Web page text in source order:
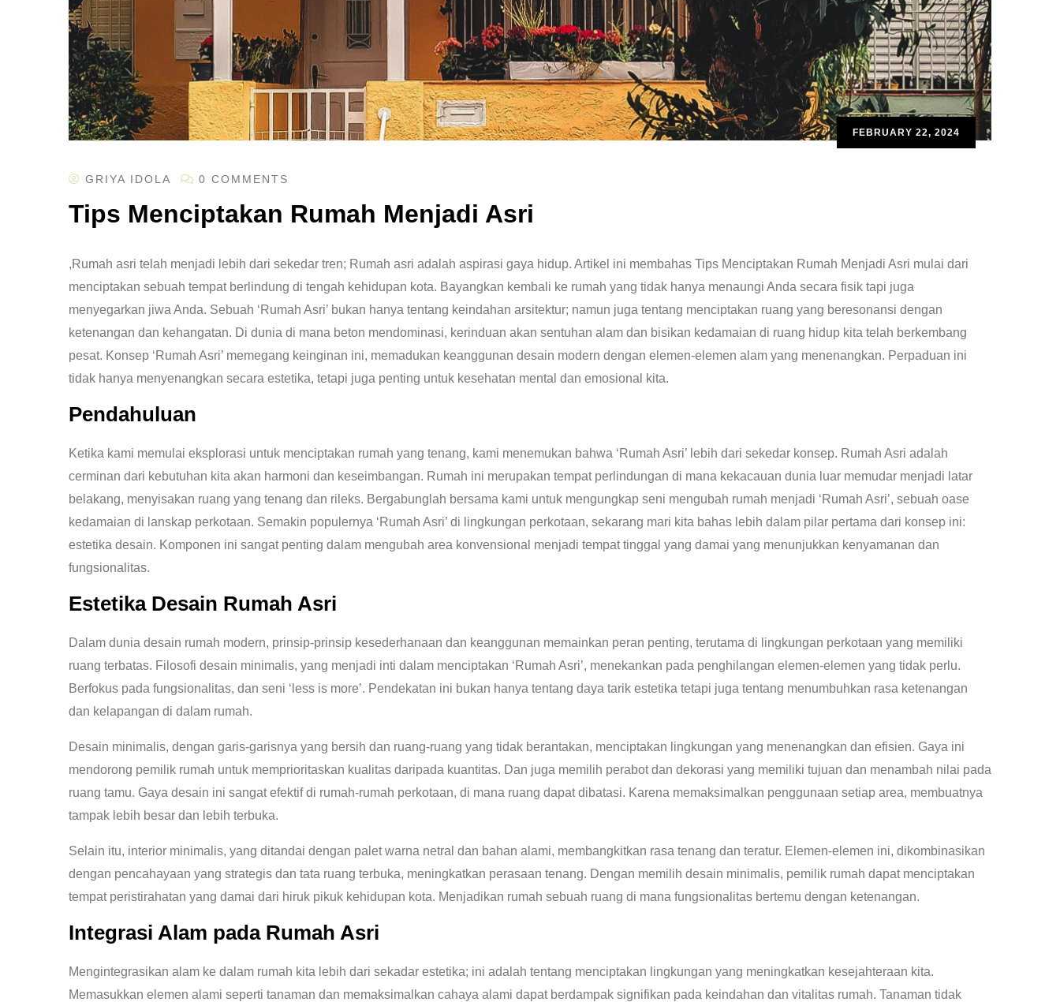
FEBRUARY 22, 2024
GRIYA IDOLA 0 COMMENTS
Tips Menciptakan Rumah Menjadi Asri
,Rumah asri telah menjadi lebih dari sekedar tren; Rumah asri adalah aspirasi gaya hidup. Artikel ini membahas Tips Menciptakan Rumah Menjadi Asri mulai dari
menciptakan sebuah tempat berlindung di tengah kehidupan kota. Bayangkan kembali ke rumah yang tidak hanya menaungi Anda secara fisik tapi juga
menyegarkan jiwa Anda. Sebuah ‘Rumah Asri’ bukan hanya tentang keindahan arsitektur; namun juga tentang menciptakan ruang yang beresonansi dengan
ketenangan dan kehangatan. Di dunia di mana beton mendominasi, kerinduan akan sentuhan alam dan bisikan kedamaian di ruang hidup kita telah berkembang
pesat. Konsep ‘Rumah Asri’ memegang keinginan ini, memadukan keanggunan desain modern dengan elemen-elemen alam yang menenangkan. Perpaduan ini
tidak hanya menyenangkan secara estetika, tetapi juga penting untuk kesehatan mental dan emosional kita.
Pendahuluan
Ketika kami memulai eksplorasi untuk menciptakan rumah yang tenang, kami menemukan bahwa ‘Rumah Asri’ lebih dari sekedar konsep. Rumah Asri adalah
cerminan dari kebutuhan kita akan harmoni dan keseimbangan. Rumah ini merupakan tempat perlindungan di mana kekacauan dunia luar memudar menjadi latar
belakang, menyisakan ruang yang tenang dan rileks. Bergabunglah bersama kami untuk mengungkap seni mengubah rumah menjadi ‘Rumah Asri’, sebuah oase
kedamaian di lanskap perkotaan. Semakin populernya ‘Rumah Asri’ di lingkungan perkotaan, sekarang mari kita bahas lebih dalam pilar pertama dari konsep ini:
estetika desain. Komponen ini sangat penting dalam mengubah area konvensional menjadi tempat tinggal yang damai yang menunjukkan kenyamanan dan
fungsionalitas.
Estetika Desain Rumah Asri
Dalam dunia desain rumah modern, prinsip-prinsip kesederhanaan dan keanggunan memainkan peran penting, terutama di lingkungan perkotaan yang memiliki
ruang terbatas. Filosofi desain minimalis, yang menjadi inti dalam menciptakan ‘Rumah Asri’, menekankan pada penghilangan elemen-elemen yang tidak perlu.
Berfokus pada fungsionalitas, dan seni ‘less is more’. Pendekatan ini bukan hanya tentang daya tarik estetika tetapi juga tentang menumbuhkan rasa ketenangan
dan kelapangan di dalam rumah.
Desain minimalis, dengan garis-garisnya yang bersih dan ruang-ruang yang tidak berantakan, menciptakan lingkungan yang menenangkan dan efisien. Gaya ini
mendorong pemilik rumah untuk memprioritaskan kualitas daripada kuantitas. Dan juga memilih perabot dan dekorasi yang memiliki tujuan dan menambah nilai pada
ruang tamu. Gaya desain ini sangat efektif di rumah-rumah perkotaan, di mana ruang dapat dibatasi. Karena memaksimalkan penggunaan setiap area, membuatnya
tampak lebih besar dan lebih terbuka.
Selain itu, interior minimalis, yang ditandai dengan palet warna netral dan bahan alami, membangkitkan rasa tenang dan teratur. Elemen-elemen ini, dikombinasikan
dengan pencahayaan yang strategis dan tata ruang terbuka, meningkatkan perasaan tenang. Dengan memilih desain minimalis, pemilik rumah dapat menciptakan
tempat peristirahatan yang damai dari hiruk pikuk kehidupan kota. Menjadikan rumah sebuah ruang di mana fungsionalitas bertemu dengan ketenangan.
Integrasi Alam pada Rumah Asri
Mengintegrasikan alam ke dalam rumah kita lebih dari sekadar estetika; ini adalah tentang menciptakan lingkungan yang meningkatkan kesejahteraan kita.
Memasukkan elemen alami seperti tanaman dan memaksimalkan cahaya alami dapat berdampak signifikan pada keindahan dan vitalitas rumah. Tanaman tidak